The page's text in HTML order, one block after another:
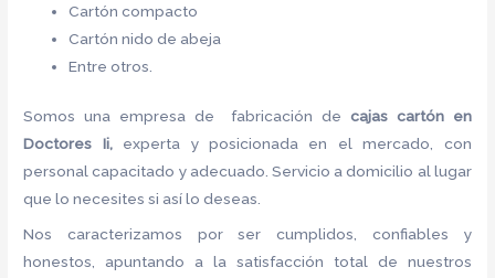
Cartón compacto
Cartón nido de abeja
Entre otros.
Somos una empresa de fabricación decajas cartón en
Doctores Ii, experta y posicionada en el mercado, con
personal capacitado y adecuado. Servicio a domicilio al lugar
que lo necesites si así lo deseas.
Nos caracterizamos por ser cumplidos, confiables y
honestos, apuntando a la satisfacción total de nuestros